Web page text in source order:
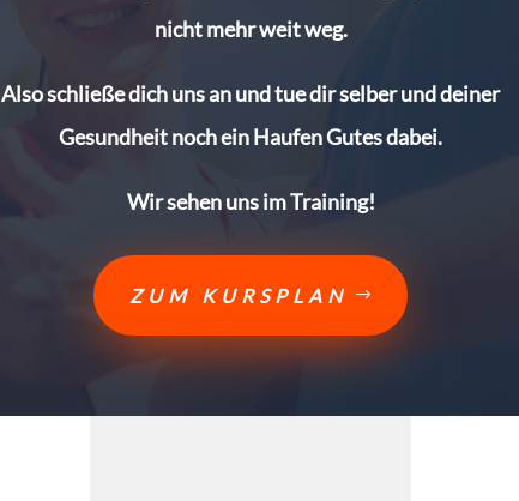
nicht mehr weit weg.
Also schließe dich uns an und tue dir selber und deiner
Gesundheit noch ein Haufen Gutes dabei.
Wir sehen uns im Training!
ZUM KURSPLAN